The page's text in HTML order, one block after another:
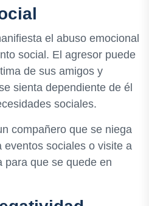
el abuso emocional
social. El agresor puede
de sus amigos y
sienta dependiente de él
sociales.
compañero que se niega
eventos sociales o visite a
para que se quede en